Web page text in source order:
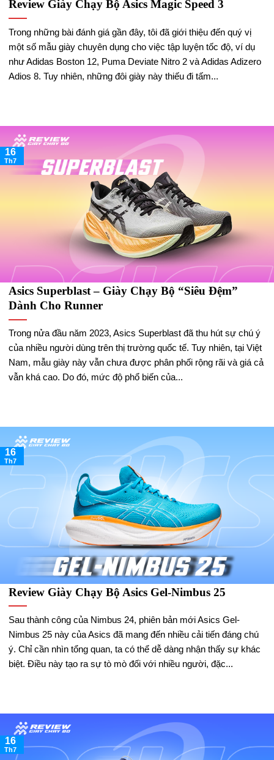
Review Giày Chạy Bộ Asics Magic Speed 3
Trong những bài đánh giá gần đây, tôi đã giới thiệu đến quý vị
một số mẫu giày chuyên dụng cho việc tập luyện tốc độ, ví dụ
như Adidas Boston 12, Puma Deviate Nitro 2 và Adidas Adizero
Adios 8. Tuy nhiên, những đôi giày này thiếu đi tấm...
Asics Superblast – Giày Chạy Bộ “Siêu Đệm”
Dành Cho Runner
Trong nửa đầu năm 2023, Asics Superblast đã thu hút sự chú ý
của nhiều người dùng trên thị trường quốc tế. Tuy nhiên, tại Việt
Nam, mẫu giày này vẫn chưa được phân phối rộng rãi và giá cả
vẫn khá cao. Do đó, mức độ phổ biến của...
16
Th7
Review Giày Chạy Bộ Asics Gel-Nimbus 25
Sau thành công của Nimbus 24, phiên bản mới Asics Gel-
Nimbus 25 này của Asics đã mang đến nhiều cải tiến đáng chú
ý. Chỉ cần nhìn tổng quan, ta có thể dễ dàng nhận thấy sự khác
biệt. Điều này tạo ra sự tò mò đối với nhiều người, đặc...
16
Th7
16
Th7